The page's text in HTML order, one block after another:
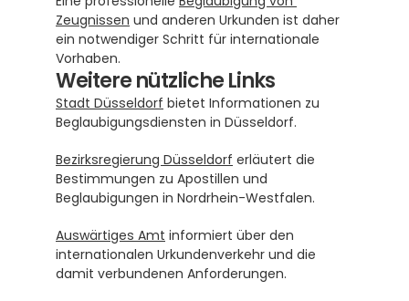
Zeugnissen und anderen Urkunden ist daher
ein notwendiger Schritt für internationale
Vorhaben.
Weitere nützliche Links
Stadt Düsseldorf bietet Informationen zu
Beglaubigungsdiensten in Düsseldorf.
Bezirksregierung Düsseldorf erläutert die
Bestimmungen zu Apostillen und
Beglaubigungen in Nordrhein-Westfalen.
Auswärtiges Amt informiert über den
internationalen Urkundenverkehr und die
damit verbundenen Anforderungen.